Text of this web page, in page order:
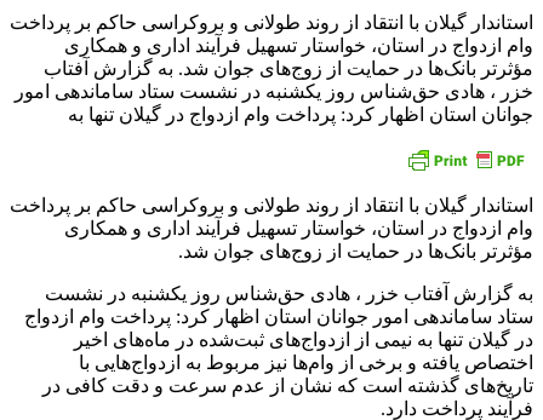
استاندار گیلان با انتقاد از روند طولانی و بروکراسی حاکم بر پرداخت
وام ازدواج در استان، خواستار تسهیل فرآیند اداری و همکاری
مؤثرتر بانک‌ها در حمایت از زوج‌های جوان شد. به گزارش آفتاب
خزر ، هادی حق‌شناس روز یکشنبه در نشست ستاد ساماندهی امور
جوانان استان اظهار کرد: پرداخت وام ازدواج در گیلان تنها به
استاندار گیلان با انتقاد از روند طولانی و بروکراسی حاکم بر پرداخت
وام ازدواج در استان، خواستار تسهیل فرآیند اداری و همکاری
مؤثرتر بانک‌ها در حمایت از زوج‌های جوان شد.
به گزارش آفتاب خزر ، هادی حق‌شناس روز یکشنبه در نشست
ستاد ساماندهی امور جوانان استان اظهار کرد: پرداخت وام ازدواج
در گیلان تنها به نیمی از ازدواج‌های ثبت‌شده در ماه‌های اخیر
اختصاص یافته و برخی از وام‌ها نیز مربوط به ازدواج‌هایی با
تاریخ‌های گذشته است که نشان از عدم سرعت و دقت کافی در
فرآیند پرداخت دارد.